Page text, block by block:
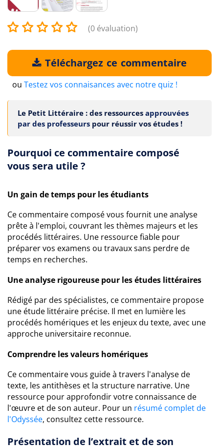
(0 évaluation)
Téléchargez ce commentaire
ou Testez vos connaisances avec notre quiz !
Le Petit Littéraire : des ressources approuvées
par des professeurs pour réussir vos études !
Pourquoi ce commentaire composé
vous sera utile ?
Un gain de temps pour les étudiants
Ce commentaire composé vous fournit une analyse
prête à l'emploi, couvrant les thèmes majeurs et les
procédés littéraires. Une ressource fiable pour
préparer vos examens ou travaux sans perdre de
temps en recherches.
Une analyse rigoureuse pour les études littéraires
Rédigé par des spécialistes, ce commentaire propose
une étude littéraire précise. Il met en lumière les
procédés homériques et les enjeux du texte, avec une
approche universitaire reconnue.
Comprendre les valeurs homériques
Ce commentaire vous guide à travers l'analyse de
texte, les antithèses et la structure narrative. Une
ressource pour approfondir votre connaissance de
l'œuvre et de son auteur. Pour un résumé complet de
l'Odyssée, consultez cette ressource.
Présentation de l’extrait et de son